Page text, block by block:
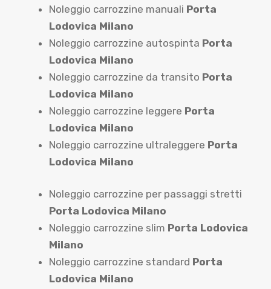
Noleggio carrozzine manuali Porta
Lodovica Milano
Noleggio carrozzine autospinta Porta
Lodovica Milano
Noleggio carrozzine da transito Porta
Lodovica Milano
Noleggio carrozzine leggere Porta
Lodovica Milano
Noleggio carrozzine ultraleggere Porta
Lodovica Milano
Noleggio carrozzine per passaggi stretti
Porta Lodovica Milano
Noleggio carrozzine slim Porta Lodovica
Milano
Noleggio carrozzine standard Porta
Lodovica Milano